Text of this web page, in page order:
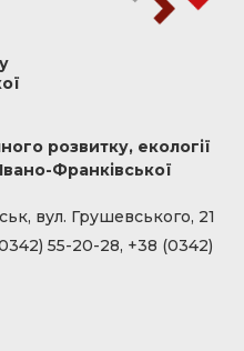
розвитку, екології
Франківської
вул. Грушевського, 21
55-20-28, +38 (0342)